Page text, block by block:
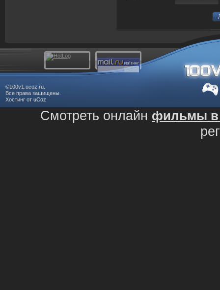
©100v1.ucoz.ru.
Все права защищены.
Хостинг от uCoz
Смотреть онлайн фильмы в